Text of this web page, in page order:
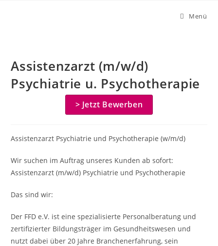
Menü
Assistenzarzt (m/w/d)
Psychiatrie u. Psychotherapie
> Jetzt Bewerben
Assistenzarzt Psychiatrie und Psychotherapie (w/m/d)
Wir suchen im Auftrag unseres Kunden ab sofort:
Assistenzarzt (m/w/d) Psychiatrie und Psychotherapie
Das sind wir:
Der FFD e.V. ist eine spezialisierte Personalberatung und
zertifizierter Bildungsträger im Gesundheitswesen und
nutzt dabei über 20 Jahre Branchenerfahrung, sein